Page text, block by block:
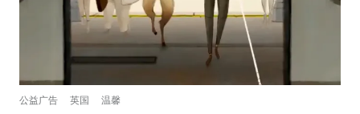
公益广告 英国 温馨